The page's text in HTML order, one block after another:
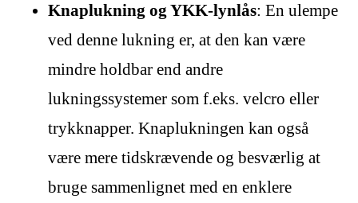
Knaplukning og YKK-lynlås: En ulempe
ved denne lukning er, at den kan være
mindre holdbar end andre
lukningssystemer som f.eks. velcro eller
trykknapper. Knaplukningen kan også
være mere tidskrævende og besværlig at
bruge sammenlignet med en enklere